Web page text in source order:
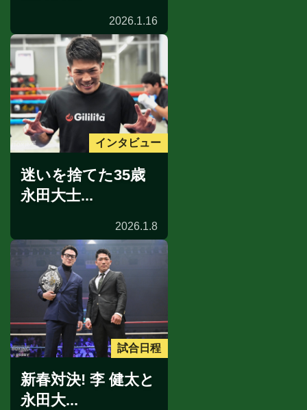
2026.1.16
インタビュー
迷いを捨てた35歳
永田大士...
2026.1.8
試合日程
新春対決! 李 健太と
永田大...